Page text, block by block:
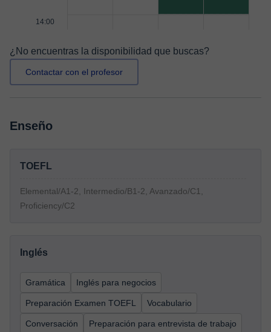
14:00
¿No encuentras la disponibilidad que buscas?
Contactar con el profesor
Enseño
TOEFL
Elemental/A1-2, Intermedio/B1-2, Avanzado/C1,
Proficiency/C2
Inglés
Gramática Inglés para negocios
Preparación Examen TOEFL Vocabulario
Conversación Preparación para entrevista de trabajo